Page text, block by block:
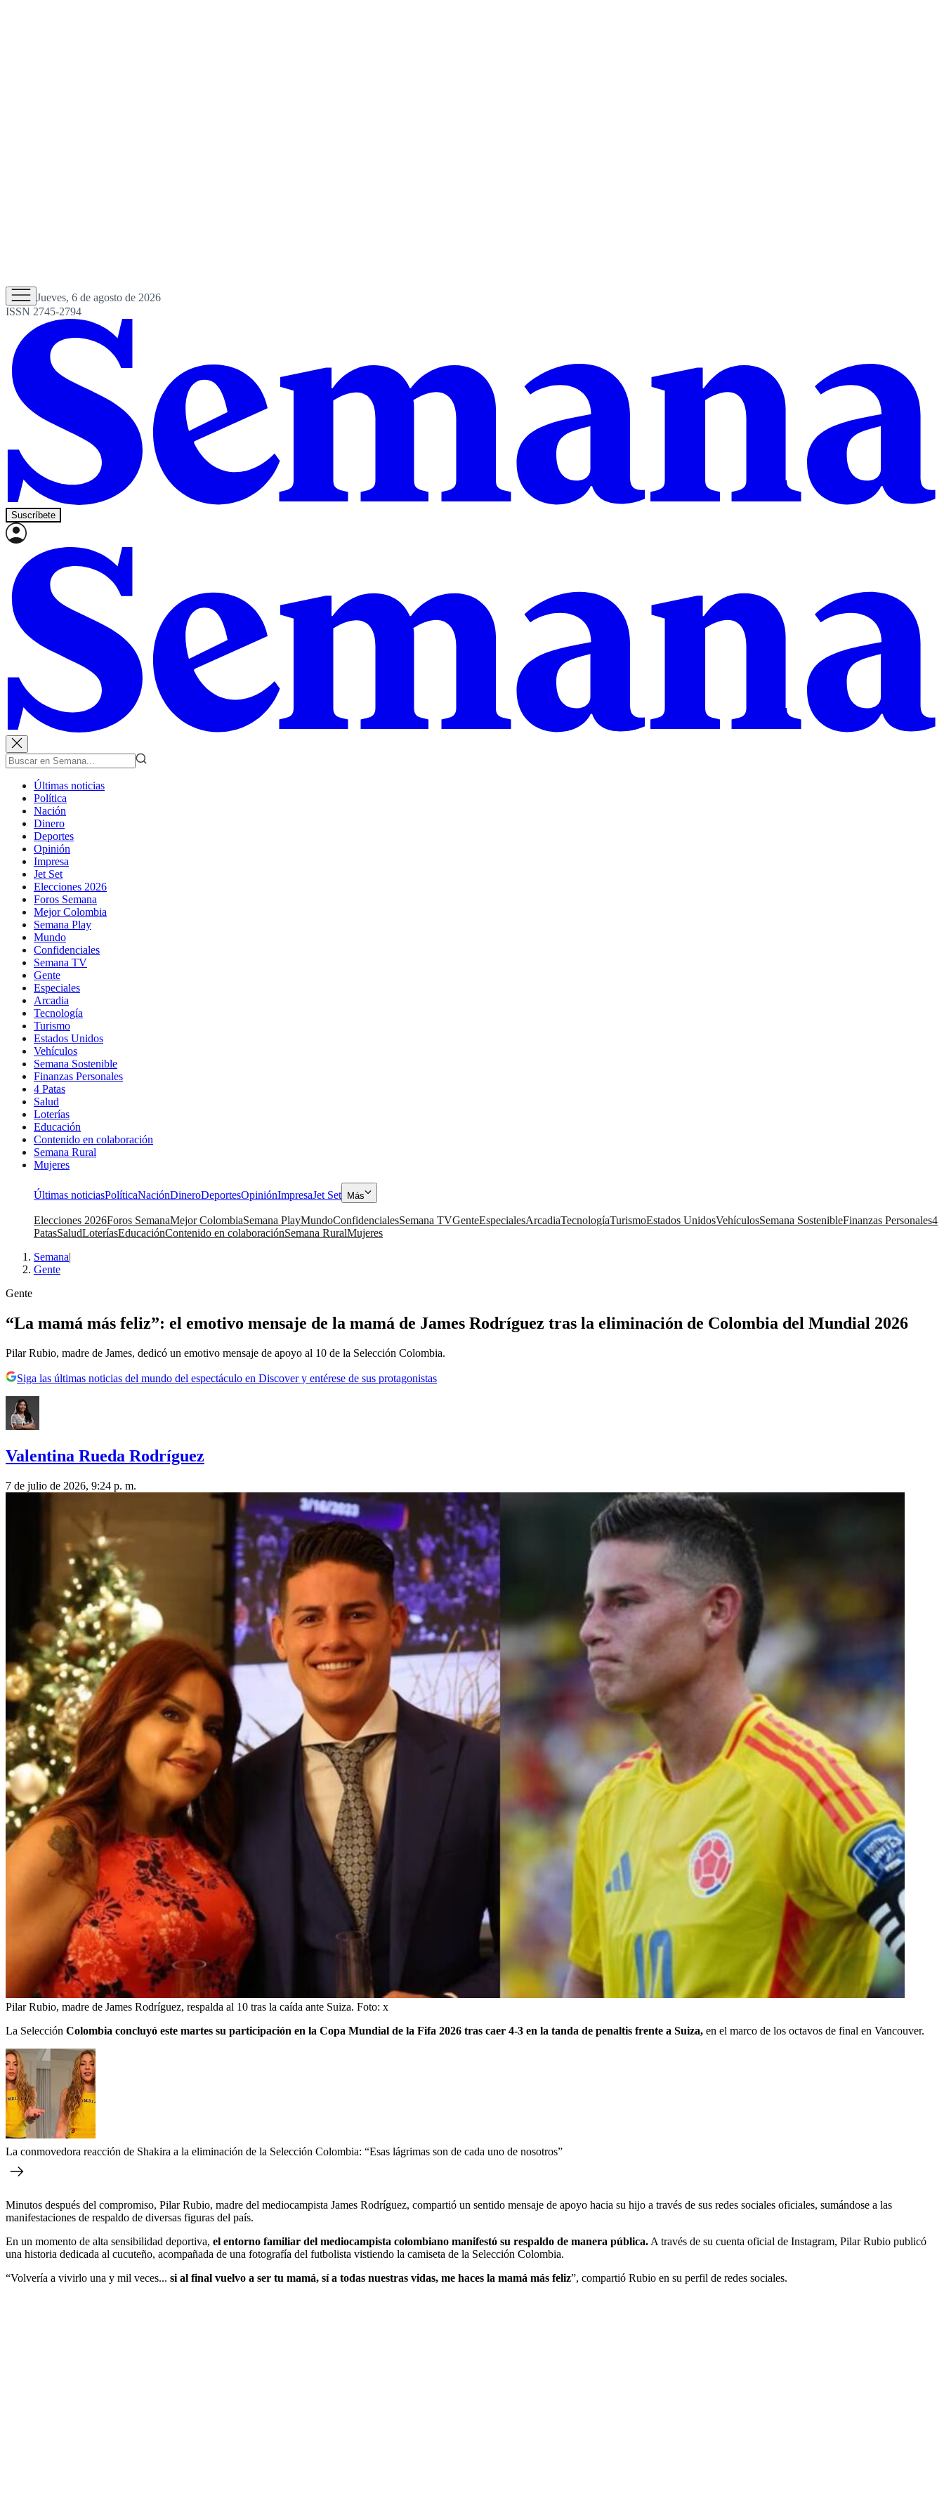
Jueves, 6 de agosto de 2026
ISSN 2745-2794
Suscríbete
Últimas noticias
Política
Nación
Dinero
Deportes
Opinión
Impresa
Jet Set
Elecciones 2026
Foros Semana
Mejor Colombia
Semana Play
Mundo
Confidenciales
Semana TV
Gente
Especiales
Arcadia
Tecnología
Turismo
Estados Unidos
Vehículos
Semana Sostenible
Finanzas Personales
4 Patas
Salud
Loterías
Educación
Contenido en colaboración
Semana Rural
Mujeres
Últimas noticiasPolíticaNaciónDineroDeportesOpiniónImpresaJet Set Más
Elecciones 2026Foros SemanaMejor ColombiaSemana PlayMundoConfidencialesSemana TVGenteEspecialesArcadiaTecnologíaTurismoEstados UnidosVehículosSemana SostenibleFinanzas Personales4
PatasSaludLoteríasEducaciónContenido en colaboraciónSemana RuralMujeres
Semana|
Gente
Gente
“La mamá más feliz”: el emotivo mensaje de la mamá de James Rodríguez tras la eliminación de Colombia del Mundial 2026
Pilar Rubio, madre de James, dedicó un emotivo mensaje de apoyo al 10 de la Selección Colombia.
Siga las últimas noticias del mundo del espectáculo en Discover y entérese de sus protagonistas
Valentina Rueda Rodríguez
7 de julio de 2026, 9:24 p. m.
Pilar Rubio, madre de James Rodríguez, respalda al 10 tras la caída ante Suiza. Foto: x
La Selección Colombia concluyó este martes su participación en la Copa Mundial de la Fifa 2026 tras caer 4-3 en la tanda de penaltis frente a Suiza, en el marco de los octavos de final en Vancouver.
La conmovedora reacción de Shakira a la eliminación de la Selección Colombia: “Esas lágrimas son de cada uno de nosotros”
Minutos después del compromiso, Pilar Rubio, madre del mediocampista James Rodríguez, compartió un sentido mensaje de apoyo hacia su hijo a través de sus redes sociales oficiales, sumándose a las
manifestaciones de respaldo de diversas figuras del país.
En un momento de alta sensibilidad deportiva, el entorno familiar del mediocampista colombiano manifestó su respaldo de manera pública. A través de su cuenta oficial de Instagram, Pilar Rubio publicó
una historia dedicada al cucuteño, acompañada de una fotografía del futbolista vistiendo la camiseta de la Selección Colombia.
“Volvería a vivirlo una y mil veces... si al final vuelvo a ser tu mamá, sí a todas nuestras vidas, me haces la mamá más feliz”, compartió Rubio en su perfil de redes sociales.